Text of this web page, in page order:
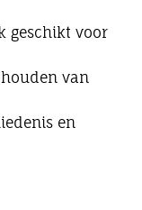
geschikt voor
van
en